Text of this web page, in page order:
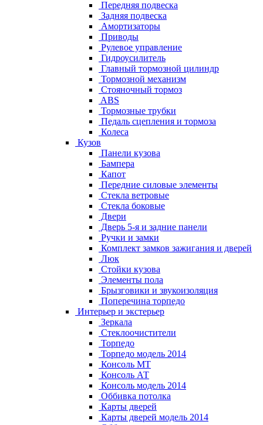
Передняя подвеска
Задняя подвеска
Амортизаторы
Приводы
Рулевое управление
Гидроусилитель
Главный тормозной цилиндр
Тормозной механизм
Стояночный тормоз
ABS
Тормозные трубки
Педаль сцепления и тормоза
Колеса
Кузов
Панели кузова
Бампера
Капот
Передние силовые элементы
Стекла ветровые
Стекла боковые
Двери
Дверь 5-я и задние панели
Ручки и замки
Комплект замков зажигания и дверей
Люк
Стойки кузова
Элементы пола
Брызговики и звукоизоляция
Поперечина торпедо
Интерьер и экстерьер
Зеркала
Стеклоочистители
Торпедо
Торпедо модель 2014
Консоль МТ
Консоль АТ
Консоль модель 2014
Оббивка потолка
Карты дверей
Карты дверей модель 2014